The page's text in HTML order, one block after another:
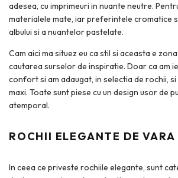
adesea, cu imprimeuri in nuante neutre.
materialele mate, iar preferintele cromatice
albului si a nuantelor pastelate.
Cam aici ma situez eu ca stil si aceasta e
cautarea surselor de inspiratie. Doar ca am
confort si am adaugat, in selectia de rochii, si
maxi. Toate sunt piese cu un design usor de
atemporal.
ROCHII ELEGANTE DE VARA
In ceea ce priveste rochiile elegante, sunt